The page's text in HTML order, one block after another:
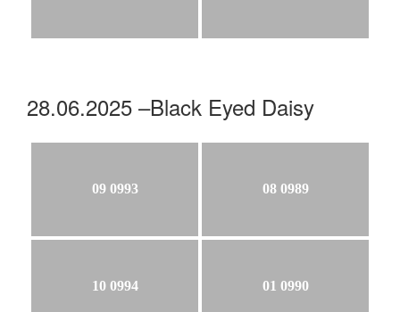
28.06.2025 –Black Eyed Daisy
09 0993 08 0989
10 0994 01 0990